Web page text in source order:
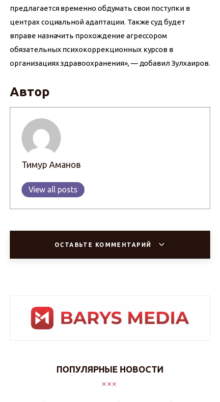
предлагается временно обдумать свои поступки в
центрах социальной адаптации. Также суд будет
вправе назначить прохождение агрессором
обязательных психокоррекционных курсов в
организациях здравоохранения», — добавил Зулхаиров.
Автор
Тимур Аманов
View all posts
ОСТАВЬТЕ КОММЕНТАРИЙ
ПОПУЛЯРНЫЕ НОВОСТИ